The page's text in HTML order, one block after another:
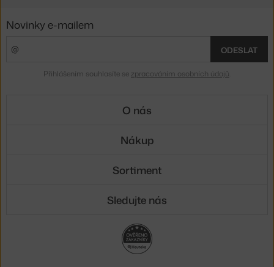
Novinky e-mailem
ODESLAT
Přihlášením souhlasíte se zpracováním osobních údajů
O nás
Nákup
Sortiment
Sledujte nás